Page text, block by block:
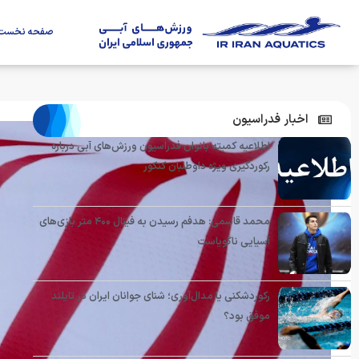
صفحه
اخبار فدراسیون
اطلاعیه کمیته بانوان فدراسیون ورزش‌های آبی درباره
رکوردگیری ویژه داوطلبان کنکور
محمد قاسمی: هدفم رسیدن به فینال ۴۰۰ متر بازی‌های
آسیایی ناگویاست
رکوردشکنی یا مدال‌آوری؛ شنای جوانان ایران در تایلند
موفق بود؟